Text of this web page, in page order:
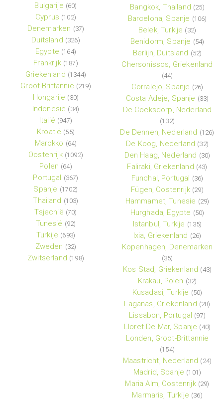
Bulgarije (60)
Cyprus (102)
Denemarken (37)
Duitsland (326)
Egypte (164)
Frankrijk (187)
Griekenland (1344)
Groot-Brittannie (219)
Hongarije (30)
Indonesië (34)
Italië (947)
Kroatië (55)
Marokko (64)
Oostenrijk (1092)
Polen (64)
Portugal (367)
Spanje (1702)
Thailand (103)
Tsjechië (70)
Tunesië (92)
Turkije (693)
Zweden (32)
Zwitserland (198)
Bangkok, Thailand (25)
Barcelona, Spanje (106)
Belek, Turkije (32)
Benidorm, Spanje (54)
Berlijn, Duitsland (52)
Chersonissos, Griekenland
(44)
Corralejo, Spanje (26)
Costa Adeje, Spanje (33)
De Cocksdorp, Nederland
(132)
De Dennen, Nederland (126)
De Koog, Nederland (32)
Den Haag, Nederland (30)
Faliraki, Griekenland (43)
Funchal, Portugal (36)
Fügen, Oostenrijk (29)
Hammamet, Tunesie (29)
Hurghada, Egypte (50)
Istanbul, Turkije (135)
Ixia, Griekenland (26)
Kopenhagen, Denemarken
(35)
Kos Stad, Griekenland (43)
Krakau, Polen (32)
Kusadasi, Turkije (50)
Laganas, Griekenland (28)
Lissabon, Portugal (97)
Lloret De Mar, Spanje (40)
Londen, Groot-Brittannie
(154)
Maastricht, Nederland (24)
Madrid, Spanje (101)
Maria Alm, Oostenrijk (29)
Marmaris, Turkije (36)